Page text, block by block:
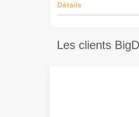
Détails
Les clients